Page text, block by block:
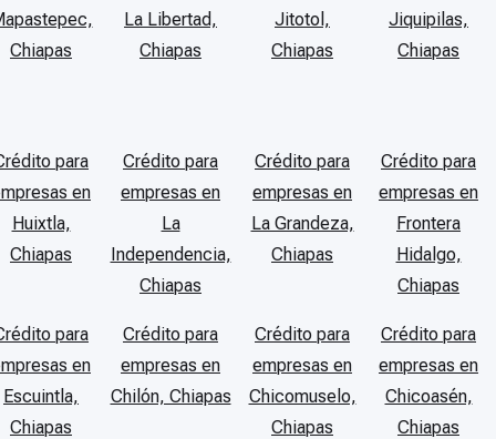
Chiapas
La Libertad,
Chiapas
Jitotol,
Chiapas
Jiquipilas,
Chiapas
para
en
Huixtla,
Chiapas
Crédito para
empresas en
La
Independencia,
Chiapas
Crédito para
empresas en
La Grandeza,
Chiapas
Crédito para
empresas en
Frontera
Hidalgo,
Chiapas
para
en
Escuintla,
Chiapas
Crédito para
empresas en
Chilón, Chiapas
Crédito para
empresas en
Chicomuselo,
Chiapas
Crédito para
empresas en
Chicoasén,
Chiapas